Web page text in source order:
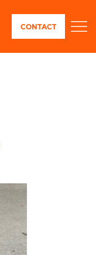
CONTACT